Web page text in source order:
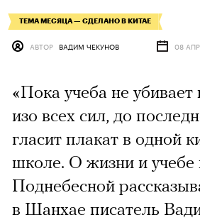
ТЕМА МЕСЯЦА — СДЕЛАНО В КИТАЕ
АВТОР ВАДИМ ЧЕКУНОВ 08
«Пока учеба не убивает
изо всех сил, до
гласит плакат в одной
школе. О жизни и учебе
Поднебесной
в Шанхае писатель